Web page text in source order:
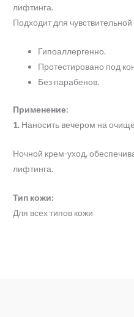
лифтинга.
Подходит для чувствительной
Гипоаллергенно.
Протестировано под
Без парабенов.
Применение:
1. Наносить вечером на
Ночной крем-уход,
лифтинга.
Тип кожи:
Для всех типов кожи